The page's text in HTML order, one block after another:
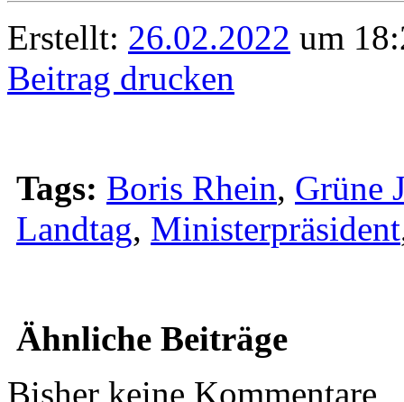
Erstellt: 26.02.2022 um
Beitrag drucken
Tags: Boris Rhein, Grüne
Landtag, Ministerpräsident
Ähnliche Beiträge
Bisher keine Kommentare